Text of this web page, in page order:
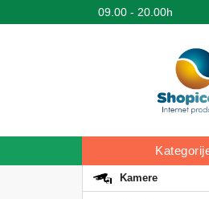
09.00 - 20.00h
Kamere